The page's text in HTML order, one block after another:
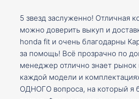
5 звезд заслуженно! Отличная
можно доверить выкуп и
honda fit и очень благодарны
за помощь! Всё прозрачно по
менеджер отлично знает рынок
каждой модели и
ОДНОГО вопроса, на который я